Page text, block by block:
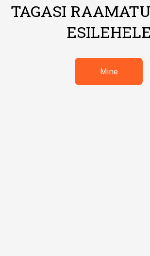
TAGASI
ESILEHELE
Mine